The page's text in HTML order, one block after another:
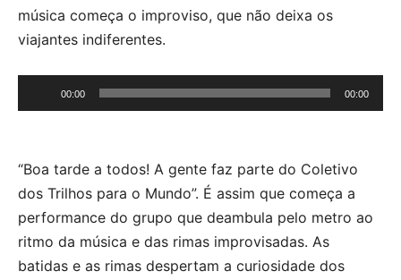
música começa o improviso, que não deixa os
viajantes indiferentes.
de
00:00 00:00
“Boa tarde a todos! A gente faz parte do Coletivo
dos Trilhos para o Mundo”. É assim que começa a
performance do grupo que deambula pelo metro ao
ritmo da música e das rimas improvisadas. As
batidas e as rimas despertam a curiosidade dos